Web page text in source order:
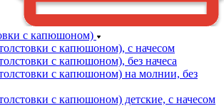
с капюшоном)
c капюшоном), с начесом
c капюшоном), без начеса
с капюшоном) на молнии, без
c капюшоном) детские, с начесом